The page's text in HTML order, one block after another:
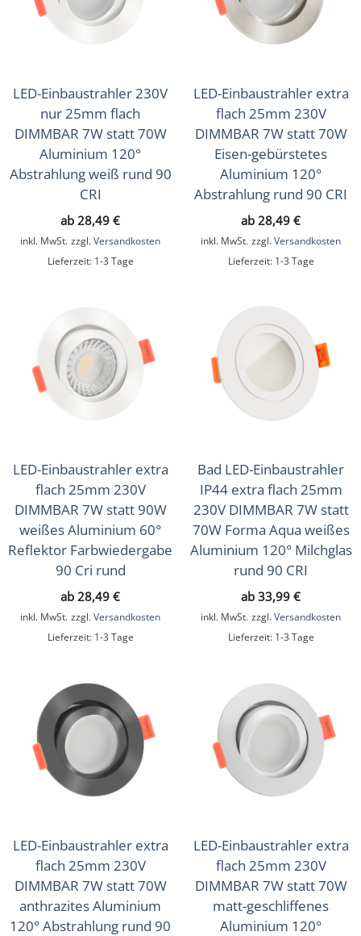
Aufbauleuchten
Hänge- & Pendelleuchten
Tisch- & Stehleuchten (12)
Außenbeleuchtung (389)
LED-Leuchtmittel (31)
Zubehör (43)
Sale (16)
LED-Einbaustrahler 230V
nur 25mm flach
DIMMBAR 7W statt 70W
Aluminium 120°
Abstrahlung weiß rund 90
CRI
ab 28,49 €
inkl. MwSt. zzgl. Versandkosten
Lieferzeit: 1-3 Tage
LED-Einbaustrahler extra
flach 25mm 230V
DIMMBAR 7W statt 70W
Eisen-gebürstetes
Aluminium 120°
Abstrahlung rund 90 CRI
ab 28,49 €
inkl. MwSt. zzgl. Versandkosten
Lieferzeit: 1-3 Tage
LED-Einbaustrahler extra
flach 25mm 230V
DIMMBAR 7W statt 90W
weißes Aluminium 60°
Reflektor Farbwiedergabe
90 Cri rund
ab 28,49 €
inkl. MwSt. zzgl. Versandkosten
Lieferzeit: 1-3 Tage
Bad LED-Einbaustrahler
IP44 extra flach 25mm
230V DIMMBAR 7W statt
70W Forma Aqua weißes
Aluminium 120° Milchglas
rund 90 CRI
ab 33,99 €
inkl. MwSt. zzgl. Versandkosten
Lieferzeit: 1-3 Tage
LED-Einbaustrahler extra
flach 25mm 230V
DIMMBAR 7W statt 70W
anthrazites Aluminium
120° Abstrahlung rund 90
LED-Einbaustrahler extra
flach 25mm 230V
DIMMBAR 7W statt 70W
matt-geschliffenes
Aluminium 120°